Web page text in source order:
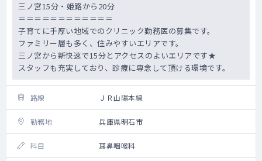
三ノ宮15分・姫路から20分
＝＝＝＝＝＝＝＝＝＝＝＝
子育てに手厚い地域でのクリニック勤務医の募集です。
ファミリー層も多く、住みやすいエリアです。
三ノ宮から新快速で15分とアクセスのよいエリアです★
スタッフも充実しており、診療に専念して頂ける環境です。
路線 ＪＲ山陽本線
勤務地 兵庫県明石市
科目 耳鼻咽喉科